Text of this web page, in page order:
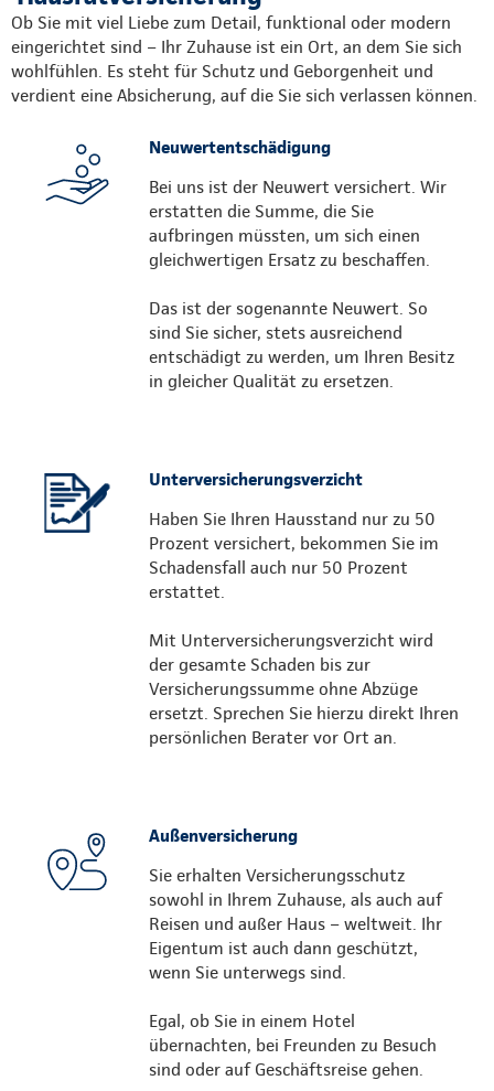
Ob Sie mit viel Liebe zum Detail, funktional oder modern
eingerichtet sind – Ihr Zuhause ist ein Ort, an dem Sie sich
wohlfühlen. Es steht für Schutz und Geborgenheit und
verdient eine Absicherung, auf die Sie sich verlassen können.
Neuwertentschädigung
Bei uns ist der Neuwert versichert. Wir
erstatten die Summe, die Sie
aufbringen müssten, um sich einen
gleichwertigen Ersatz zu beschaffen.
Das ist der sogenannte Neuwert. So
sind Sie sicher, stets ausreichend
entschädigt zu werden, um Ihren Besitz
in gleicher Qualität zu ersetzen.
Unterversicherungsverzicht
Haben Sie Ihren Hausstand nur zu 50
Prozent versichert, bekommen Sie im
Schadensfall auch nur 50 Prozent
erstattet.
Mit Unterversicherungsverzicht wird
der gesamte Schaden bis zur
Versicherungssumme ohne Abzüge
ersetzt. Sprechen Sie hierzu direkt Ihren
persönlichen Berater vor Ort an.
Außenversicherung
Sie erhalten Versicherungsschutz
sowohl in Ihrem Zuhause, als auch auf
Reisen und außer Haus – weltweit. Ihr
Eigentum ist auch dann geschützt,
wenn Sie unterwegs sind.
Egal, ob Sie in einem Hotel
übernachten, bei Freunden zu Besuch
sind oder auf Geschäftsreise gehen.